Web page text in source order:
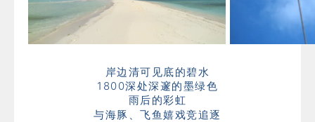
岸边清可见底的碧水
1800深处深邃的墨绿色
雨后的彩虹
与海豚、飞鱼嬉戏竞追逐